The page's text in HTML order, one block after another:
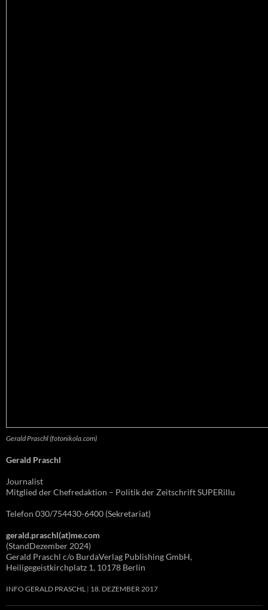
Gerald Praschl (fotonikola.com)
Gerald Praschl
Journalist
Mitglied der Chefredaktion – Politik der Zeitschrift SUPERillu
Telefon 030/754430-6400 (Sekretariat)
gerald.praschl(at)me.com
(StandDezember 2024)
Gerald Praschl c/o BurdaVerlag Publishing GmbH,
Heiligegeistkirchplatz 1, 10178 Berlin
INFO GERALD PRASCHL 18. DEZEMBER 2017